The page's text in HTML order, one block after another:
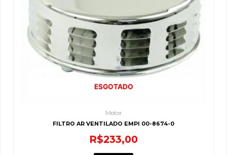
ESGOTADO
Motor
FILTRO AR VENTILADO EMPI 00-8674-0
R$233,00